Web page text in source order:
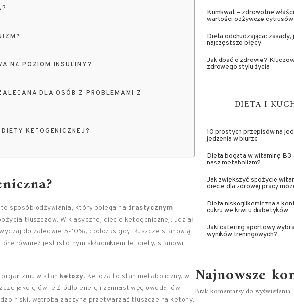
NA POZIOM INSULINY?
DLA OSÓB Z PROBLEMAMI Z
KETOGENICZNEJ?
to sposób odżywiania, który polega na drastycznym
tłuszczów. W klasycznej diecie ketogenicznej, udział
do zaledwie 5-10%, podczas gdy tłuszcze stanowią
również jest istotnym składnikiem tej diety, stanowi
w stan ketozy. Ketoza to stan metaboliczny, w
jako główne źródło energii zamiast węglowodanów.
niski, wątroba zaczyna przetwarzać tłuszcze na ketony,
Kumkwat – zdrowotne
wartości odżywcze cytrusów
Dieta odchudzająca: zasady,
najczęstsze błędy
Jak dbać o zdrowie?
zdrowego stylu życia
DIETA I
10 prostych przepisów na
jedzenia w biurze
Dieta bogata w witaminę B3
nasz metabolizm?
Jak zwiększyć spożycie
diecie dla zdrowej pracy
Dieta niskoglikemiczna a
cukru we krwi u diabetyków
Jaki catering sportowy
wyników treningowych?
Najnowsze
Brak komentarzy do wyświetlenia.